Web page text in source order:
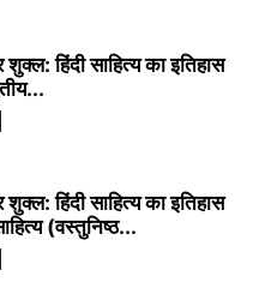
शुक्ल: हिंदी साहित्य का इतिहास
शुक्ल: हिंदी साहित्य का इतिहास
(वस्तुनिष्ठ...